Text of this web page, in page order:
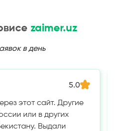
zaimer.uz
в день
5.0
этот сайт. Другие
или в других
Выдали